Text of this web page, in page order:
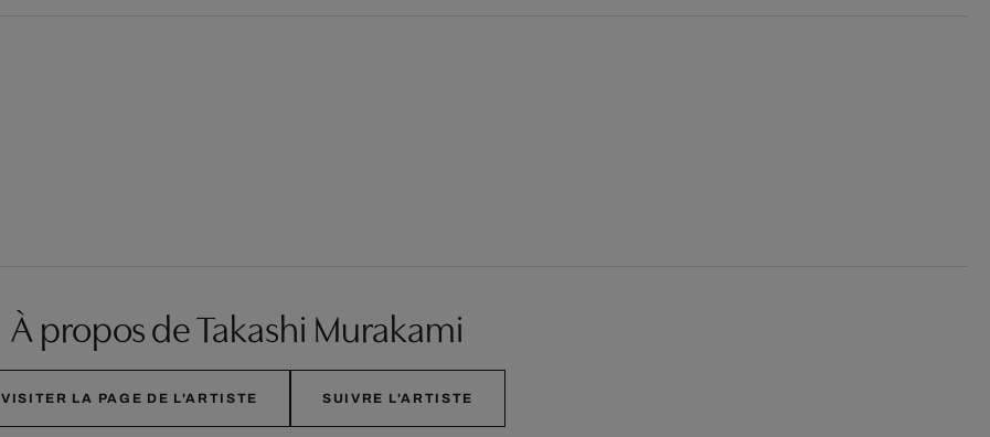
À propos de Takashi Murakami
VISITER LA PAGE DE L'ARTISTE SUIVRE L'ARTISTE